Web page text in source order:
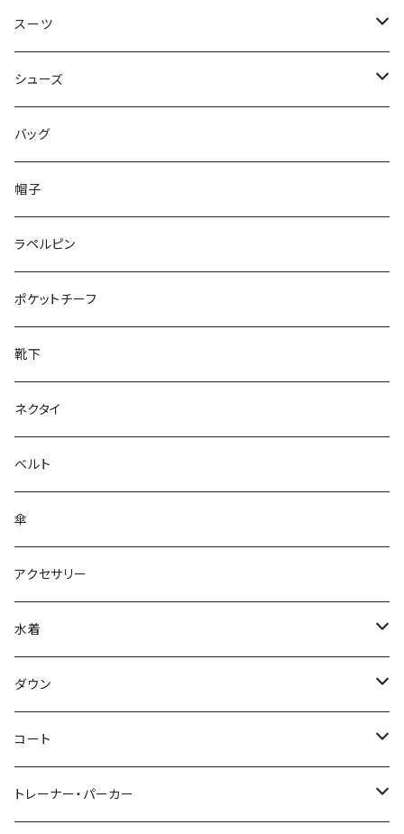
50/XL～
48/L
50/XL～
46/M
48/L
50/XL～
～44/S
46/M
48/L
50/XL～
スーツ
～44/S
46/M
48/L
50/XL～
シューズ
～25.5cm
26cm～
27cm～
28cm～
バッグ
帽子
ラペルピン
ポケットチーフ
靴下
ネクタイ
ベルト
傘
アクセサリー
水着
～44/S
46/M
48/L
ダウン
～44/S
46/M
コート
～44/S
トレーナー・パーカー